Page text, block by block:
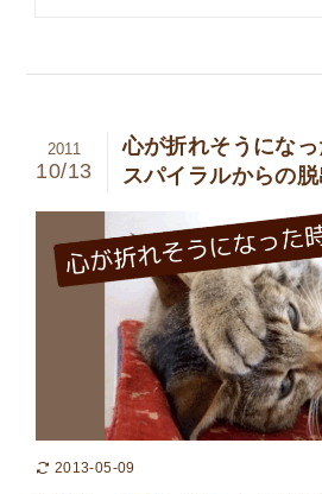
心が折れそうにな
スパイラルからの
2011
10/13
2013-05-09